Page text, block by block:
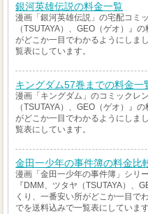
銀河英雄伝説の料金一覧
漫画「銀河英雄伝説」の宅配コミ
（TSUTAYA）、GEO（ゲオ）』
がどこか一目でわかるようにしま
覧表にしています。
キングダム57巻までの料金一
漫画「キングダム」のコミックレ
（TSUTAYA）、GEO（ゲオ）』
がどこか一目でわかるようにしま
覧表にしています。
金田一少年の事件簿の料金比
漫画「金田一少年の事件簿」シリ
『DMM、ツタヤ（TSUTAYA）、
くり、一番安い所がどこか一目で
でを送料込みで一覧表にしています